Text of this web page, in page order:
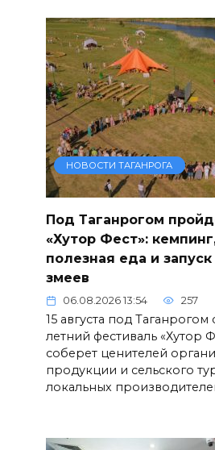
НОВОСТИ ТАГАНРОГА
Под Таганрогом
«Хутор Фест»:
полезная еда и
змеев
06.08.2026 13:54 257
15 августа под Таганрогом
летний фестиваль «Хутор
соберет ценителей
продукции и сельского
локальных